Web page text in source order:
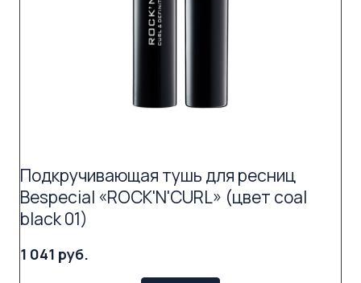
Подкручивающая тушь для ресниц
Bespecial «ROCK'N'CURL» (цвет coal
black 01)
1 041 руб.